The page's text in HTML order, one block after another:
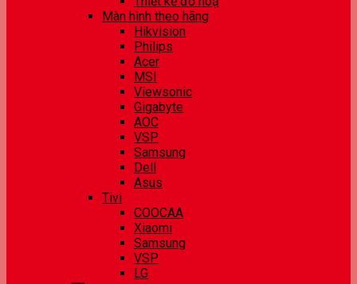
Màn hình theo hãng
Hikvision
Philips
Acer
MSI
Viewsonic
Gigabyte
AOC
VSP
Samsung
Dell
Asus
Tivi
COOCAA
Xiaomi
Samsung
VSP
LG